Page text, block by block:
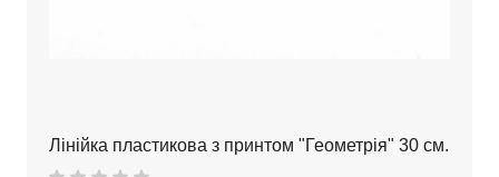
Лінійка пластикова з принтом "Геометрія" 30 см.